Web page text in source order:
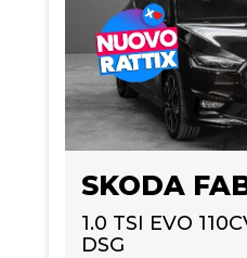
SKODA
1.0 TSI EVO
DSG